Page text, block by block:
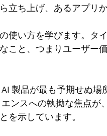
立ち上げ、あるアプリ
使い方を学びます。
こと、つまりユーザー
製品が最も予期せぬ
ンスへの執拗な焦点
を示しています。